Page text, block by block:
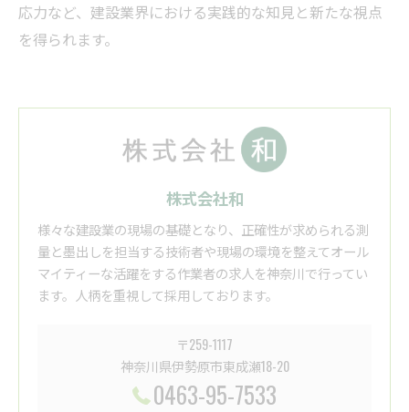
応力など、建設業界における実践的な知見と新たな視点
を得られます。
株式会社和
様々な建設業の現場の基礎となり、正確性が求められる測
量と墨出しを担当する技術者や現場の環境を整えてオール
マイティーな活躍をする作業者の求人を神奈川で行ってい
ます。人柄を重視して採用しております。
〒259-1117
神奈川県伊勢原市東成瀬18-20
0463-95-7533